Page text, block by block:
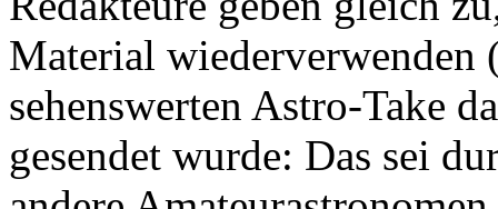
Material wiederverwenden
sehenswerten Astro-Take
gesendet wurde: Das sei